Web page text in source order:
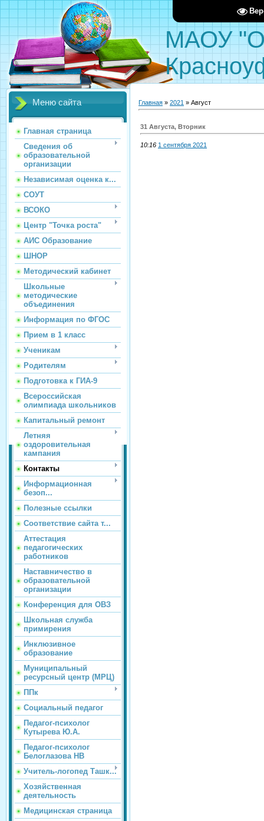
МАОУ
Меню сайта
Главная страница
Сведения об
образовательной
организации
Независимая оценка к...
СОУТ
ВСОКО
Центр "Точка роста"
АИС Образование
ШНОР
Методический кабинет
Школьные
методические
объединения
Информация по ФГОС
Прием в 1 класс
Ученикам
Родителям
Подготовка к ГИА-9
Всероссийская
олимпиада школьников
Капитальный ремонт
Летняя
оздоровительная
кампания
Контакты
Информационная
безоп...
Полезные ссылки
Соответствие сайта т...
Аттестация
педагогических
работников
Наставничество в
образовательной
организации
Конференция для ОВЗ
Школьная служба
примирения
Инклюзивное
образование
Муниципальный
ресурсный центр (МРЦ)
ППк
Социальный педагог
Педагог-психолог
Кутырева Ю.А.
Педагог-психолог
Белоглазова НВ
Учитель-логопед Ташк...
Хозяйственная
деятельность
Медицинская страница
Главная » 2021 » Август
31 Августа, Вторник
10:16 1 сентября 2021